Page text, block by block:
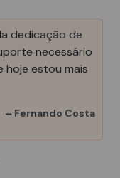
dedicação de
necessário
hoje estou mais
– Fernando Costa